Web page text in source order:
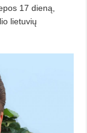
17 dieną,
lietuvių